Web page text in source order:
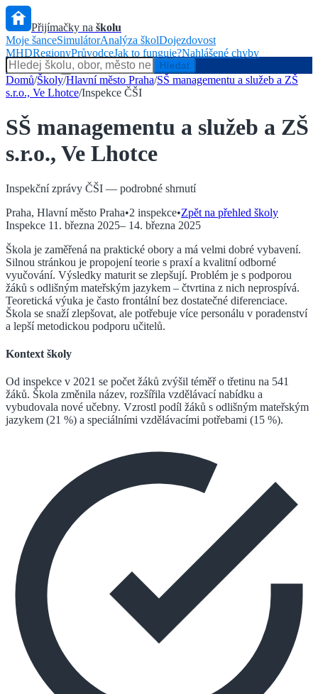
Přijímačky na školu
Moje šanceSimulátorAnalýza školDojezdovost
MHDRegionyPrůvodceJak to funguje?Nahlášené chyby
Hlídač státu
Hledat
Domů/Školy/Hlavní město Praha/SŠ managementu a služeb a ZŠ
s.r.o., Ve Lhotce/Inspekce ČŠI
SŠ managementu a služeb a ZŠ
s.r.o., Ve Lhotce
Inspekční zprávy ČŠI — podrobné shrnutí
Praha, Hlavní město Praha•2 inspekce•Zpět na přehled školy
Inspekce 11. března 2025– 14. března 2025
Škola je zaměřená na praktické obory a má velmi dobré vybavení.
Silnou stránkou je propojení teorie s praxí a kvalitní odborné
vyučování. Výsledky maturit se zlepšují. Problém je s podporou
žáků s odlišným mateřským jazykem – čtvrtina z nich neprospívá.
Teoretická výuka je často frontální bez dostatečné diferenciace.
Škola se snaží zlepšovat, ale potřebuje více personálu v poradenství
a lepší metodickou podporu učitelů.
Kontext školy
Od inspekce v 2021 se počet žáků zvýšil téměř o třetinu na 541
žáků. Škola změnila název, rozšířila vzdělávací nabídku a
vybudovala nové učebny. Vzrostl podíl žáků s odlišným mateřským
jazykem (21 %) a speciálními vzdělávacími potřebami (15 %).